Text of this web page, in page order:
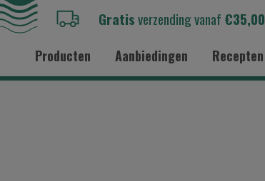
Gratisverzending vanaf €35,00
Producten Aanbiedingen Recepten